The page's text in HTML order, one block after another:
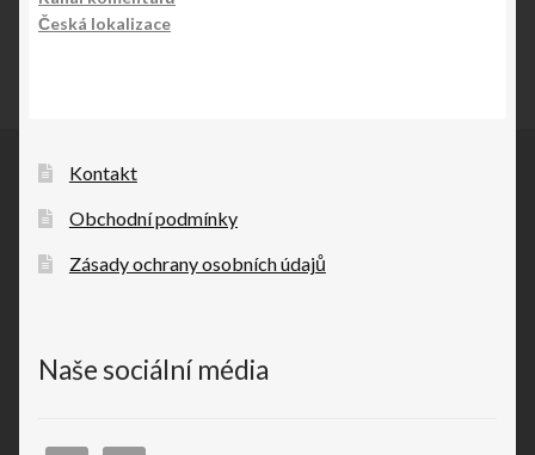
Česká lokalizace
Kontakt
Obchodní podmínky
Zásady ochrany osobních údajů
Naše sociální média